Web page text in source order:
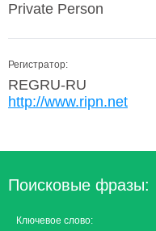
Private Person
Регистратор:
REGRU-RU
http://www.ripn.net
Поисковые фразы:
Ключевое слово: